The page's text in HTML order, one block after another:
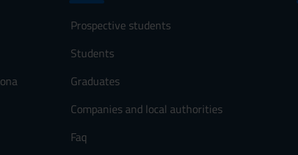
Prospective students
Students
Graduates
Companies and local authorities
Faq